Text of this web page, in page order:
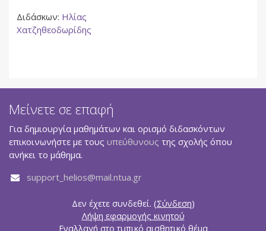
Διδάσκων: Ηλίας
Χατζηθεοδωρίδης
Μείνετε σε επαφή
Για δημιουργία μαθημάτων και ορισμό διδασκόντων
επικοινωνήστε με τους υπεύθυνους της σχολής όπου
ανήκει το μάθημα.
support_helios@mail.ntua.gr
Δεν έχετε συνδεθεί. (Σύνδεση)
Λήψη εφαρμογής κινητού
Εναλλαγή στο τυπικό αισθητικό θέμα